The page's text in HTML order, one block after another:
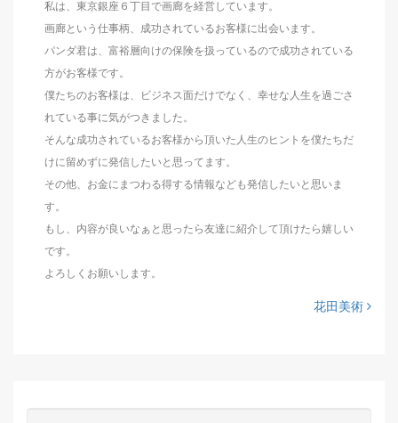
私は、東京銀座６丁目で画廊を経営しています。
画廊という仕事柄、成功されているお客様に出会います。
パンダ君は、富裕層向けの保険を扱っているので成功されている
方がお客様です。
僕たちのお客様は、ビジネス面だけでなく、幸せな人生を過ごさ
れている事に気がつきました。
そんな成功されているお客様から頂いた人生のヒントを僕たちだ
けに留めずに発信したいと思ってます。
その他、お金にまつわる得する情報なども発信したいと思いま
す。
もし、内容が良いなぁと思ったら友達に紹介して頂けたら嬉しい
です。
よろしくお願いします。
花田美術